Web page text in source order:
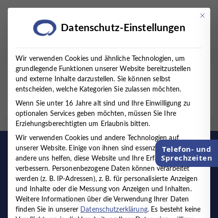
Startseite / Sonstige Therapieangebote
Telefon- und
Sprechzeiten
Mit
Datenschutz-Einstellungen
Wir verwenden Cookies und ähnliche Technologien, um
grundlegende Funktionen unserer Website bereitzustellen
und externe Inhalte darzustellen. Sie können selbst
entscheiden, welche Kategorien Sie zulassen möchten.
Wenn Sie unter 16 Jahre alt sind und Ihre Einwilligung zu
optionalen Services geben möchten, müssen Sie Ihre
Erziehungsberechtigten um Erlaubnis bitten.
Wir verwenden Cookies und andere Technologien auf
unserer Website. Einige von ihnen sind essenziell, während
andere uns helfen, diese Website und Ihre Erfahrung zu
verbessern. Personenbezogene Daten können verarbeitet
werden (z. B. IP-Adressen), z. B. für personalisierte Anzeigen
und Inhalte oder die Messung von Anzeigen und Inhalten.
Weitere Informationen über die Verwendung Ihrer Daten
finden Sie in unserer Datenschutzerklärung. Es besteht keine